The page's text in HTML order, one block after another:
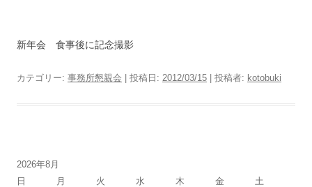
新年会 食事後に記念撮影
カテゴリー: 事務所懇親会 | 投稿日: 2012/03/15 投稿者: kotobuki
2026年8月
日
月 火 水 木 金 土